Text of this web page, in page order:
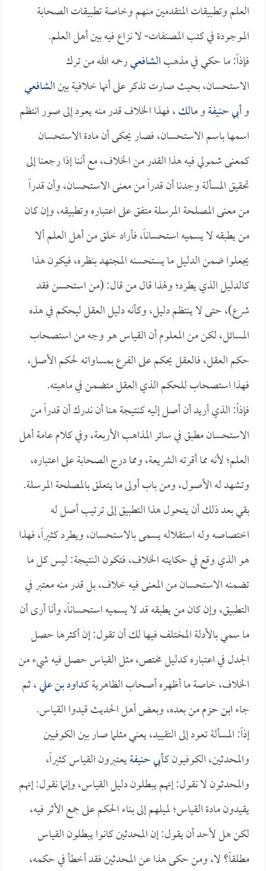
العلم وتطبيقات المتقدمين منهم وخاصة تطبيقات الصحابة
الموجودة في كتب المصنفات- لا نزاع فيه بين أهل العلم.
فإذاً: ما حكي في مذهبالشافعيرحمه الله من ترك
الاستحسان، بحيث صارت تذكر على أنها خلافية بينالشافعي
وأبي حنيفةومالك، فهذا الخلاف قدر منه يعود إلى صور انتظم
اسمها باسم الاستحسان، فصار يحكى أن مادة الاستحسان
كمعنى شمولي فيه هذا القدر من الخلاف، مع أننا إذا رجعنا إلى
تحقيق المسألة وجدنا أن قدراً من معنى الاستحسان، وأن قدراً
من معنى المصلحة المرسلة متفق على اعتباره وتطبيقه، وإن كان
من يطبقه لا يسميه استحساناً، فأراد خلق من أهل العلم ألا
يجعلوا ضمن الدليل ما يستحسنه المجتهد بنظره، فيكون هذا
كالدليل الذي يطرد؛ ولهذا قال من قال: (من استحسن فقد
شرع)، حتى لا ينتظم دليل، وكأنه دليل العقل ليحكم في هذه
المسائل، لكن من المعلوم أن القياس هو وجه من استصحاب
حكم العقل، فالعقل يحكم على الفرع بمساواته لحكم الأصل،
فهذا استصحاب للحكم الذي العقل متضمن في ماهيته.
فإذاً: الذي أريد أن أصل إليه كنتيجة هنا أن ندرك أن قدراً من
الاستحسان مطبق في سائر المذاهب الأربعة، وفي كلام عامة أهل
العلم؛ لأنه مما أقرته الشريعة، ومما درج الصحابة على اعتباره،
وتشهد له الأصول، ومن باب أولى ما يتعلق بالمصلحة المرسلة.
بقي بعد ذلك أن يتحول هذا التطبيق إلى ترتيب أصل له
اختصاصه وله استقلاله يسمى بالاستحسان، ويطرد كثيراً، فهذا
هو الذي وقع في حكايته الخلاف، فتكون النتيجة: ليس كل ما
تضمنه الاستحسان من المعنى فيه خلاف، بل قدر منه معتبر في
التطبيق، وإن كان من يطبقه قد لا يسميه استحساناً، وأنا أرى أن
ما سمي بالأدلة المختلف فيها لك أن تقول: إن أكثرها حصل
الجدل في اعتباره كدليل مختص، مثل القياس حصل فيه شيء من
الخلاف، خاصة ما أظهره أصحاب الظاهرية كـداود بن علي، ثم
جاءابن حزممن بعده، وبعض أهل الحديث قيدوا القياس.
إذاً: المسألة تعود إلى التقييد، يعني مثلما صار بين الكوفيين
والمحدثين، الكوفيون كـأبي حنيفةيعتبرون القياس كثيراً،
والمحدثون لا نقول: إنهم يبطلون دليل القياس، وإنما نقول: إنهم
يقيدون مادة القياس؛ لميلهم إلى بناء الحكم على جمع الأثر فيه،
لكن هل لأحد أن يقول: إن المحدثين كانوا يبطلون القياس
مطلقاً؟ لا، ومن حكى هذا عن المحدثين فقد أخطأ في حكمه،